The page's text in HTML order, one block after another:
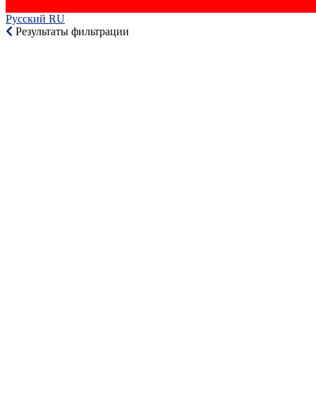
Русский RU‎
Результаты фильтрации